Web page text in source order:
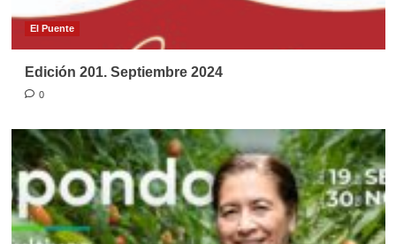
El Puente
Edición 201. Septiembre 2024
0